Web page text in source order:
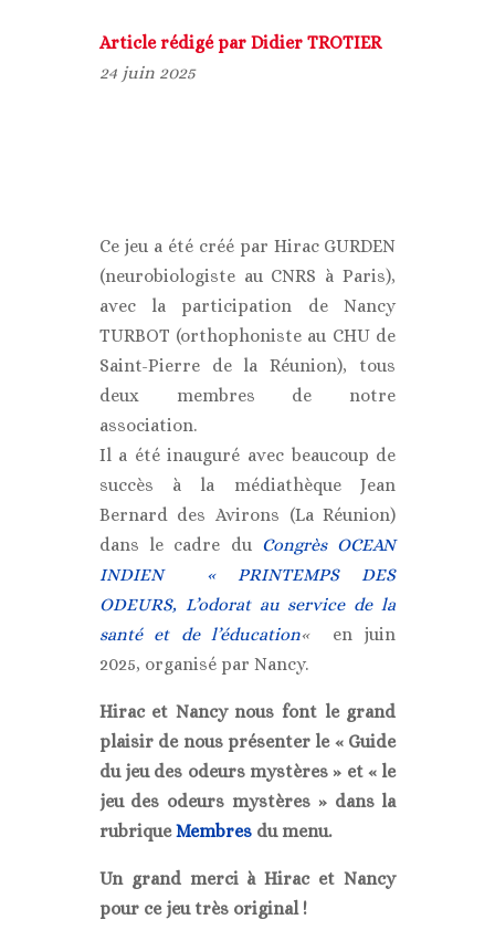
Article rédigé par Didier TROTIER
24 juin 2025
Ce jeu a été créé par Hirac GURDEN
(neurobiologiste au CNRS à Paris),
avec la participation de Nancy
TURBOT (orthophoniste au CHU de
Saint-Pierre de la Réunion), tous
deux membres de notre
association.
Il a été inauguré avec beaucoup de
succès à la médiathèque Jean
Bernard des Avirons (La Réunion)
dans le cadre du Congrès OCEAN
INDIEN « PRINTEMPS DES
ODEURS, L’odorat au service de la
santé et de l’éducation«
en juin
2025, organisé par Nancy.
Hirac et Nancy nous font le grand
plaisir de nous présenter le « Guide
du jeu des odeurs mystères » et « le
jeu des odeurs mystères » dans la
rubriqueMembresdu menu.
Un grand merci à Hirac et Nancy
pour ce jeu très original !